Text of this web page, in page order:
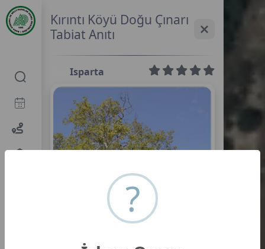
Kırıntı Köyü Doğu Çınarı
Tabiat Anıtı
Isparta
?